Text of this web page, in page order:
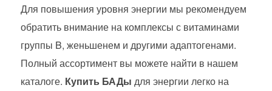
Для повышения уровня энергии мы рекомендуем
обратить внимание на комплексы с витаминами
группы B, женьшенем и другими адаптогенами.
Полный ассортимент вы можете найти в нашем
каталоге. Купить БАДы для энергии легко на